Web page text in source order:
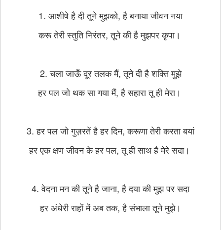
1. आशीषे है दी तूने मुझको, है बनाया जीवन नया
करू तेरी स्तुति निरंतर, तूने की है मुझपर कृपा।
2. चला जाऊँ दूर तलक मैं, तूने दी है शक्ति मुझे
हर पल जो थक सा गया मैं, है सहारा तू ही मेरा।
3. हर पल जो गुज़रतें है हर दिन, करूणा तेरी करता बयां
हर एक क्षण जीवन के हर पल, तू ही साथ है मेरे सदा।
4. वेदना मन की तूने है जाना, है दया की मुझ पर सदा
हर अंधेरी राहों में अब तक, है संभाला तूने मुझे।